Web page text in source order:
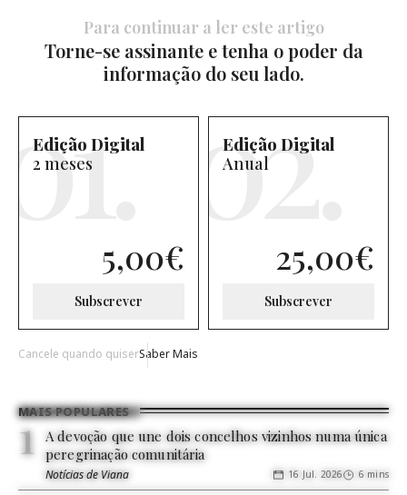
Para continuar a ler este artigo
Torne-se assinante e tenha o poder da
informação do seu lado.
Edição Digital
2 meses
5,00€
Subscrever
Edição Digital
Anual
25,00€
Subscrever
Cancele quando quiserSaber Mais
MAIS POPULARES
A devoção que une dois concelhos vizinhos numa única
peregrinação comunitária
Notícias de Viana 16 Jul. 2026 6 mins